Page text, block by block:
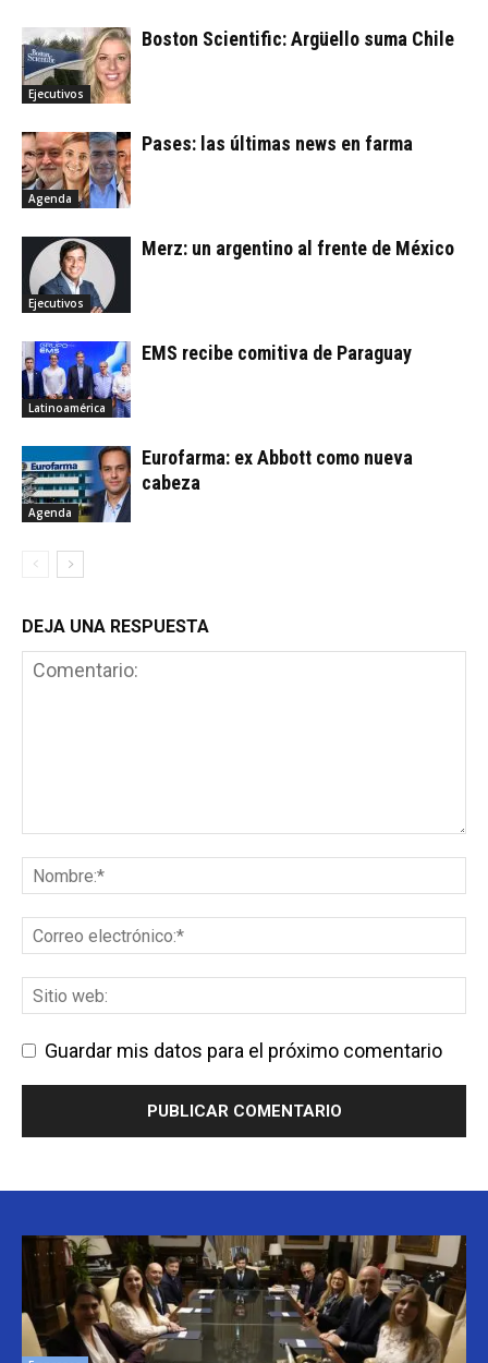
Ejecutivos
Boston Scientific: Argüello suma Chile
Agenda
Pases: las últimas news en farma
Ejecutivos
Merz: un argentino al frente de México
Latinoamérica
EMS recibe comitiva de Paraguay
Agenda
Eurofarma: ex Abbott como nueva
cabeza
DEJA UNA RESPUESTA
Guardar mis datos para el próximo comentario